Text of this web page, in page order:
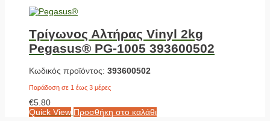
Τρίγωνος Αλτήρας Vinyl 2kg
Pegasus® PG-1005 393600502
Κωδικός προϊόντος: 393600502
Παράδοση σε 1 έως 3 μέρες
€5.80
Quick View Προσθήκη στο καλάθι